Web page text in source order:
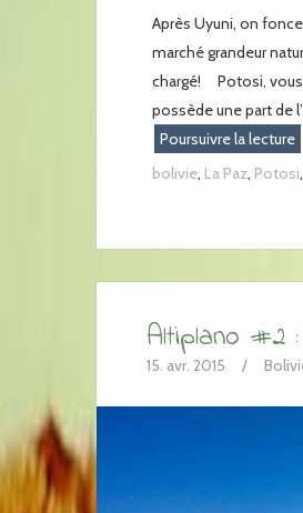
Après Uyuni, on
marché grandeur
chargé! Potosi, vous
possède une part de
Poursuivre la lecture
bolivie, La Paz, Potosi,
Altiplano #2
15. avr. 2015 /